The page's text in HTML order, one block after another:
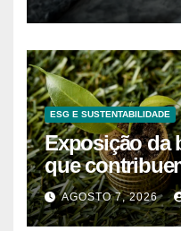
do Norte – Mix
ESG E SUSTENTABILIDADE
Exposição da
que
alterações
nos 62%
AGOSTO 7, 2026